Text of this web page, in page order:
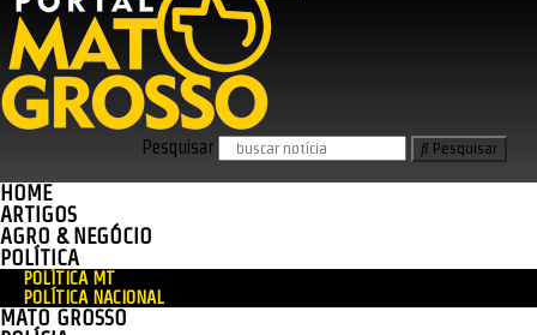
Pesquisar Pesquisar
HOME
ARTIGOS
AGRO & NEGÓCIO
POLÍTICA
POLÍTICA MT
POLÍTICA NACIONAL
MATO GROSSO